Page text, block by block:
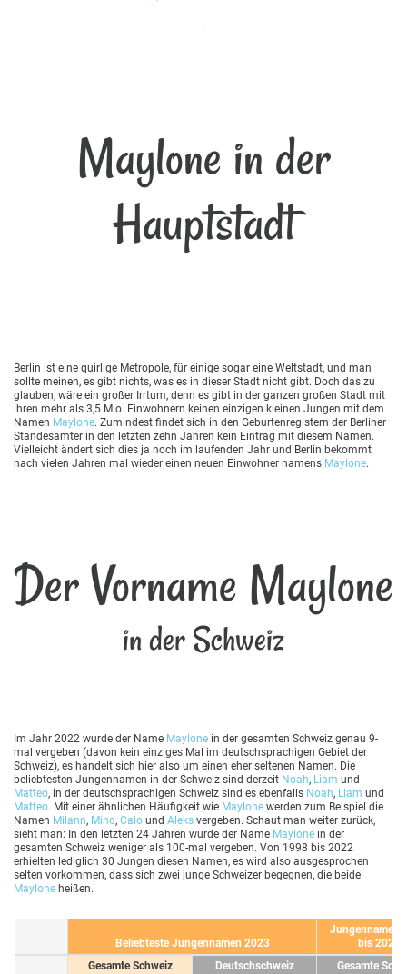
Maylone in der
Hauptstadt
Berlin ist eine quirlige Metropole, für einige sogar eine Weltstadt, und man
sollte meinen, es gibt nichts, was es in dieser Stadt nicht gibt. Doch das zu
glauben, wäre ein großer Irrtum, denn es gibt in der ganzen großen Stadt mit
ihren mehr als 3,5 Mio. Einwohnern keinen einzigen kleinen Jungen mit dem
Namen Maylone. Zumindest findet sich in den Geburtenregistern der Berliner
Standesämter in den letzten zehn Jahren kein Eintrag mit diesem Namen.
Vielleicht ändert sich dies ja noch im laufenden Jahr und Berlin bekommt
nach vielen Jahren mal wieder einen neuen Einwohner namens Maylone.
Der Vorname Maylone
in der Schweiz
Im Jahr 2022 wurde der Name Maylone in der gesamten Schweiz genau 9-
mal vergeben (davon kein einziges Mal im deutschsprachigen Gebiet der
Schweiz), es handelt sich hier also um einen eher seltenen Namen. Die
beliebtesten Jungennamen in der Schweiz sind derzeit Noah, Liam und
Matteo, in der deutschsprachigen Schweiz sind es ebenfalls Noah, Liam und
Matteo. Mit einer ähnlichen Häufigkeit wie Maylone werden zum Beispiel die
Namen Milann, Mino, Caio und Aleks vergeben. Schaut man weiter zurück,
sieht man: In den letzten 24 Jahren wurde der Name Maylone in der
gesamten Schweiz weniger als 100-mal vergeben. Von 1998 bis 2022
erhielten lediglich 30 Jungen diesen Namen, es wird also ausgesprochen
selten vorkommen, dass sich zwei junge Schweizer begegnen, die beide
Maylone heißen.
Beliebteste Jungennamen 2023
Jungennamen
bis 2023
Gesamte Schweiz
Deutschschweiz
Gesamte